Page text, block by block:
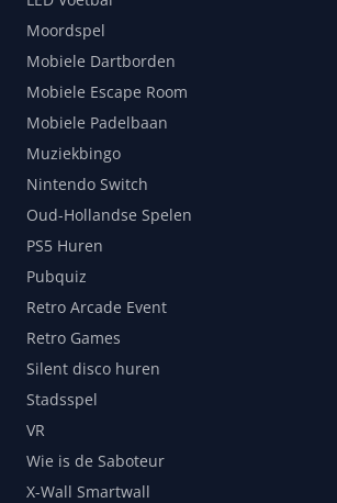
Moordspel
Mobiele Dartborden
Mobiele Escape Room
Mobiele Padelbaan
Muziekbingo
Nintendo Switch
Oud-Hollandse Spelen
PS5 Huren
Pubquiz
Retro Arcade Event
Retro Games
Silent disco huren
Stadsspel
VR
Wie is de Saboteur
X-Wall Smartwall